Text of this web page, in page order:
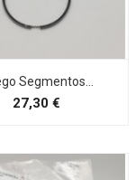
serviço de apoio ao
Segmentos...
27,30 €